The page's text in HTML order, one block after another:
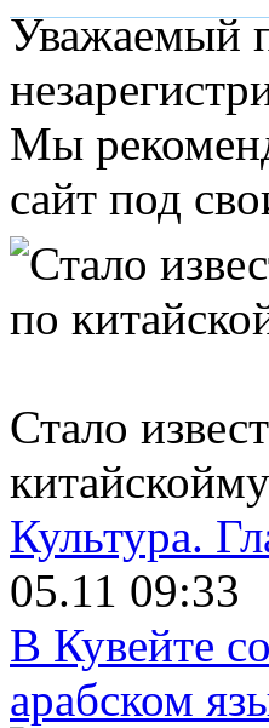
Уважаемый
Мы
сайт под
Стало
Культура.
05.11 09:33
В Кувейте
арабском